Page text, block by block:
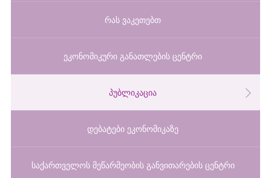
რას ვაკეთებთ
ეკონომიკური განათლების ცენტრი
პუბლიკაცია
დებატები ეკონომიკაზე
საქართველოს მეწარმეობის განვითარების ცენტრი